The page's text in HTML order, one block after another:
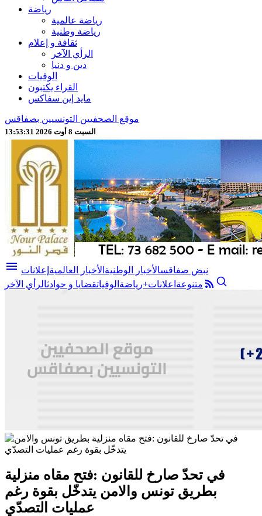
رياضة
رياضة عالمية
رياضة وطنية
ثقافة و إعلام
الرأي الآخر
دين و دنيا
الوفيات
القراء يكتبون
مايد إين سفاكس
موقع الصحفيين التونسيين بصفاقس
السبت 8 أوت 2026 13:53:32
menu نبض صفاقسالأخبار الوطنية الأخبار العالمية إعلانات
متنوعة اعلانات+رياضة الوفياتقضايا و حوادثالرأي الآخر
في تحدّ صارخ للقانون :فتح مقاه منزلية
بطريق تونس والامن يتدخّل بقوة رغم
عمليات التصدّي